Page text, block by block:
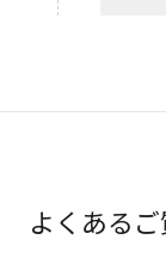
よくあるご